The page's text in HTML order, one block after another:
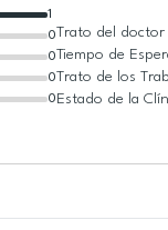
0
0
0
0
1
Trato del doctor
Tiempo de
Trato de los
Estado de la